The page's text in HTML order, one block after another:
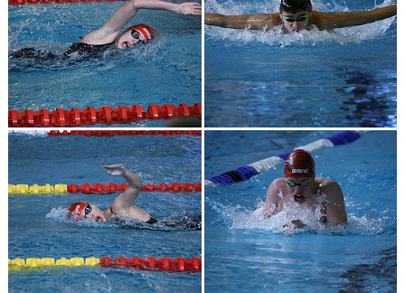
AVGIFTER
JOBBA HOS OSS
KONTAKT